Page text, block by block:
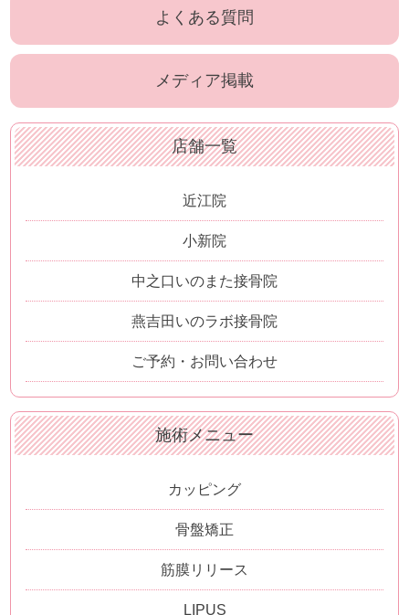
よくある質問
メディア掲載
店舗一覧
近江院
小新院
中之口いのまた接骨院
燕吉田いのラボ接骨院
ご予約・お問い合わせ
施術メニュー
カッピング
骨盤矯正
筋膜リリース
LIPUS